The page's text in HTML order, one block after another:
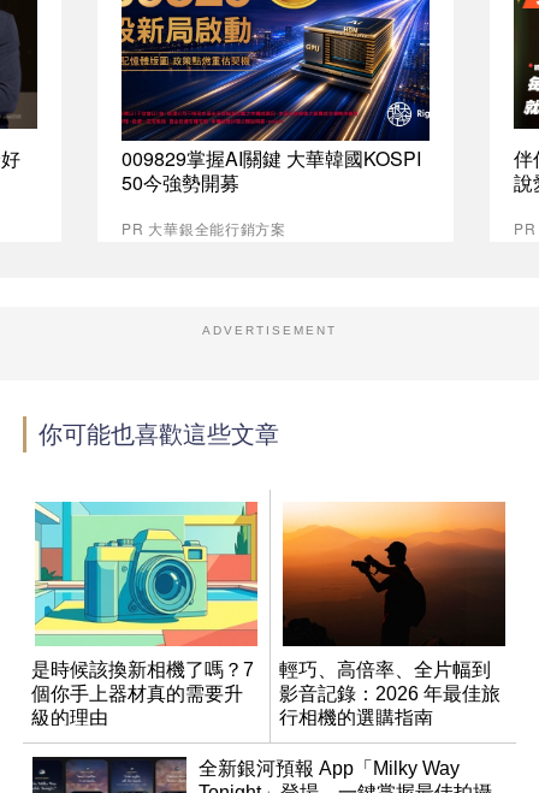
009829掌握AI關鍵 大華韓國KOSPI
50今強勢開募
PR 大華銀全能行銷方案
伴
說
ADVERTISEMENT
你可能也喜歡這些文章
是時候該換新相機了嗎？7
個你手上器材真的需要升
級的理由
輕巧、高倍率、全片幅到
影音記錄：2026 年最佳旅
行相機的選購指南
全新銀河預報 App「Milky Way